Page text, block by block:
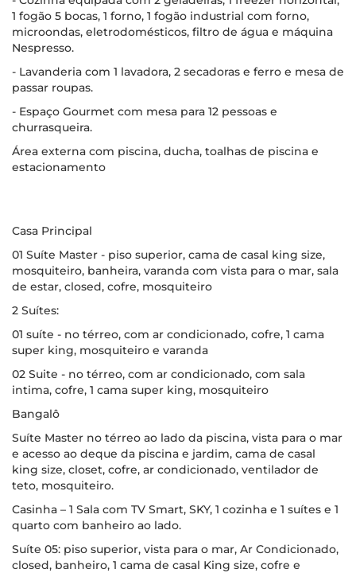
1 fogão 5 bocas, 1 forno, 1 fogão industrial com forno,
microondas, eletrodomésticos, filtro de água e máquina
Nespresso.
- Lavanderia com 1 lavadora, 2 secadoras e ferro e mesa de
passar roupas.
- Espaço Gourmet com mesa para 12 pessoas e
churrasqueira.
Área externa com piscina, ducha, toalhas de piscina e
estacionamento
Casa Principal
01 Suíte Master - piso superior, cama de casal king size,
mosquiteiro, banheira, varanda com vista para o mar, sala
de estar, closed, cofre, mosquiteiro
2 Suítes:
01 suíte - no térreo, com ar condicionado, cofre, 1 cama
super king, mosquiteiro e varanda
02 Suite - no térreo, com ar condicionado, com sala
intima, cofre, 1 cama super king, mosquiteiro
Bangalô
Suíte Master no térreo ao lado da piscina, vista para o mar
e acesso ao deque da piscina e jardim, cama de casal
king size, closet, cofre, ar condicionado, ventilador de
teto, mosquiteiro.
Casinha – 1 Sala com TV Smart, SKY, 1 cozinha e 1 suítes e 1
quarto com banheiro ao lado.
Suíte 05: piso superior, vista para o mar, Ar Condicionado,
closed, banheiro, 1 cama de casal King size, cofre e